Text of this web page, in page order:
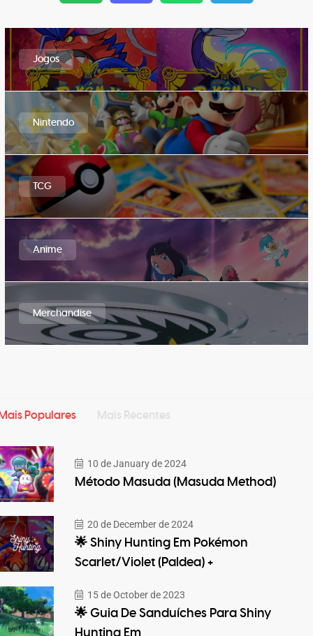
Jogos
Nintendo
TCG
Anime
Merchandise
Populares Mais Recentes
10 de January de 2024
Método Masuda (Masuda Method)
20 de December de 2024
🌟 Shiny Hunting Em Pokémon
Scarlet/Violet (Paldea) +
15 de October de 2023
🌟 Guia De Sanduíches Para Shiny
Hunting Em